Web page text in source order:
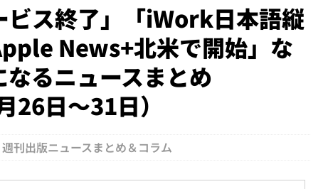
社、著者向けポータルサイト提供開始」「EUが生成AIコンテンツの識別表示を義
ースまとめ＆コラム #726（2026年7月26日～8月1日）
週刊出版ニュースま
成AIコンテンツの識別表示を義務化など 日刊出版ニュースまとめ 2026.08.02
め
ビス終了」「iWork日本語縦
News+北米で開始」な
るニュースまとめ
日～31日）
週刊出版ニュースまとめ＆コラム